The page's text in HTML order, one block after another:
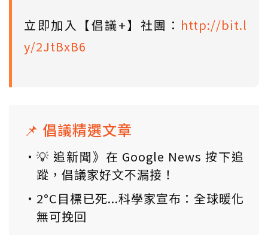
立即加入【倡議+】社團： http://bit.l
y/2JtBxB6
📌 倡議精選文章
💡 追新聞》在 Google News 按下追
蹤，倡議家好文不漏接！
2°C目標已死...科學家宣布：全球暖化
無可挽回